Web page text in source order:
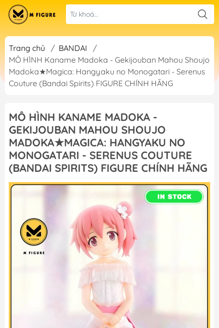
Trang chủ / BANDAI
/
MÔ HÌNH Kaname Madoka - Gekijouban Mahou Shoujo
Madoka★Magica: Hangyaku no Monogatari - Serenus
Couture (Bandai Spirits) FIGURE CHÍNH HÃNG
MÔ HÌNH KANAME MADOKA -
GEKIJOUBAN MAHOU SHOUJO
MADOKA★MAGICA: HANGYAKU NO
MONOGATARI - SERENUS COUTURE
(BANDAI SPIRITS) FIGURE CHÍNH HÃNG